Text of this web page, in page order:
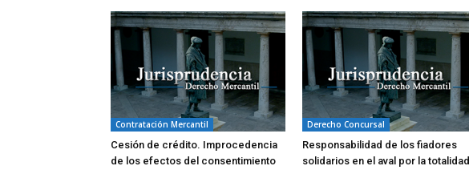
Contratación Mercantil
Cesión de crédito. Improcedencia
de los efectos del consentimiento
Derecho Concursal
Responsabilidad de los fiadores
solidarios en el aval por la totalidad